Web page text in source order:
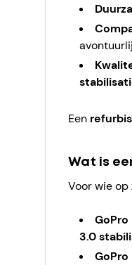
Een
Wat is
Voor wie
GoPro
3.0
GoPro